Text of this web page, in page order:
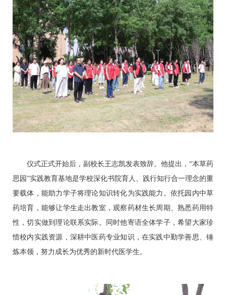
仪式正式开始后，副校长王志凯发表致辞。他提出，“本草药
思园”实践教育基地是学校深化书院育人、践行知行合一理念的重
要载体，能助力学子将理论知识转化为实践能力。依托园内中草
药培育，能够让学生走出教室，观察药材生长周期、熟悉药用特
性，切实做到理论联系实际。同时他寄语全体学子，希望大家珍
惜校内实践资源，深耕中医药专业知识，在实践中勤学善思、锤
炼本领，努力成长为优秀的新时代医学生。